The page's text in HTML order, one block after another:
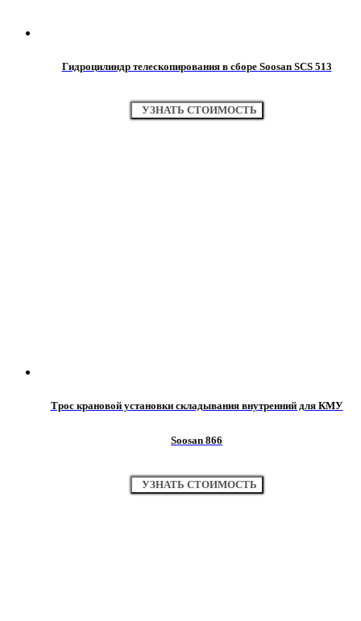
Гидроцилиндр телескопирования в сборе Soosan SCS 513
УЗНАТЬ СТОИМОСТЬ
Трос крановой установки складывания внутренний для КМУ
Soosan 866
УЗНАТЬ СТОИМОСТЬ